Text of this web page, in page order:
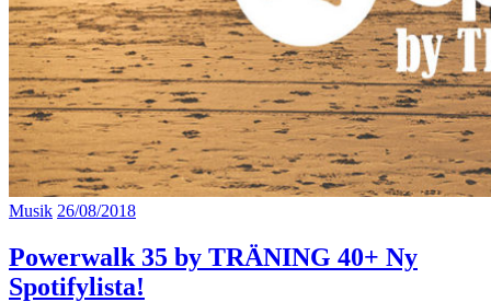
Musik 26/08/2018
Powerwalk 35 by TRÄNING 40+ Ny
Spotifylista!